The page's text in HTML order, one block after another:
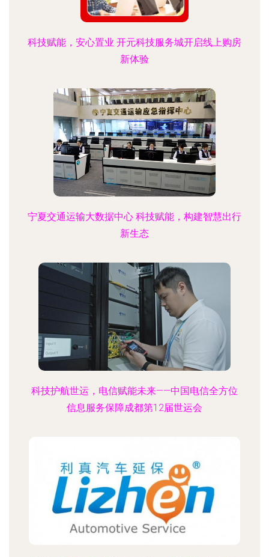
科技赋能，安心置业 开元科技服务城开启线上购房
新体验
宁夏交通运输大数据中心 科技赋能，构建智慧出行
新生态
科技护航世运，电信赋能未来——中国电信全方位
信息服务保障成都第12届世运会